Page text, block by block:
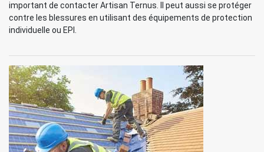
important de contacter Artisan Ternus. Il peut aussi se protéger
contre les blessures en utilisant des équipements de protection
individuelle ou EPI.